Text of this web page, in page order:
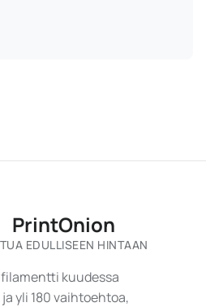
PrintOnion
EDULLISEEN HINTAAN
kuudessa
yli 180 vaihtoehtoa,